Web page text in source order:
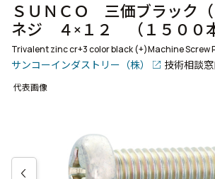
ＳＵＮＣＯ 三価ブラック
ネジ ４×１２ （１５００
Trivalent zinc cr+3 color black (+)Machine Screw
サンコーインダストリー（株） 技術相談
代表画像